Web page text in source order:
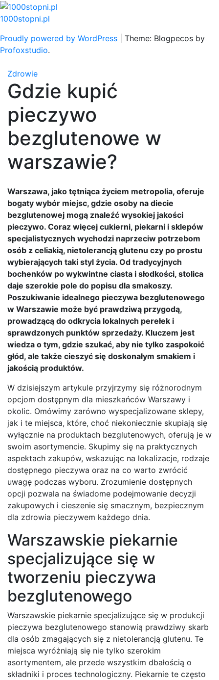
Skip
to
1000stopni.pl
Proudly powered by WordPress
Theme: Blogpecos by
Profoxstudio.
Zdrowie
Gdzie kupić
pieczywo
bezglutenowe w
warszawie?
Warszawa, jako tętniąca życiem metropolia, oferuje
bogaty wybór miejsc, gdzie osoby na diecie
bezglutenowej mogą znaleźć wysokiej jakości
pieczywo. Coraz więcej cukierni, piekarni i sklepów
specjalistycznych wychodzi naprzeciw potrzebom
osób z celiakią, nietolerancją glutenu czy po prostu
wybierających taki styl życia. Od tradycyjnych
bochenków po wykwintne ciasta i słodkości, stolica
daje szerokie pole do popisu dla smakoszy.
Poszukiwanie idealnego pieczywa bezglutenowego
w Warszawie może być prawdziwą przygodą,
prowadzącą do odkrycia lokalnych perełek i
sprawdzonych punktów sprzedaży. Kluczem jest
wiedza o tym, gdzie szukać, aby nie tylko zaspokoić
głód, ale także cieszyć się doskonałym smakiem i
jakością produktów.
W dzisiejszym artykule przyjrzymy się różnorodnym
opcjom dostępnym dla mieszkańców Warszawy i
okolic. Omówimy zarówno wyspecjalizowane sklepy,
jak i te miejsca, które, choć niekoniecznie skupiają się
wyłącznie na produktach bezglutenowych, oferują je w
swoim asortymencie. Skupimy się na praktycznych
aspektach zakupów, wskazując na lokalizacje, rodzaje
dostępnego pieczywa oraz na co warto zwrócić
uwagę podczas wyboru. Zrozumienie dostępnych
opcji pozwala na świadome podejmowanie decyzji
zakupowych i cieszenie się smacznym, bezpiecznym
dla zdrowia pieczywem każdego dnia.
Warszawskie piekarnie
specjalizujące się w
tworzeniu pieczywa
bezglutenowego
Warszawskie piekarnie specjalizujące się w produkcji
pieczywa bezglutenowego stanowią prawdziwy skarb
dla osób zmagających się z nietolerancją glutenu. Te
miejsca wyróżniają się nie tylko szerokim
asortymentem, ale przede wszystkim dbałością o
składniki i proces technologiczny. Piekarnie te często